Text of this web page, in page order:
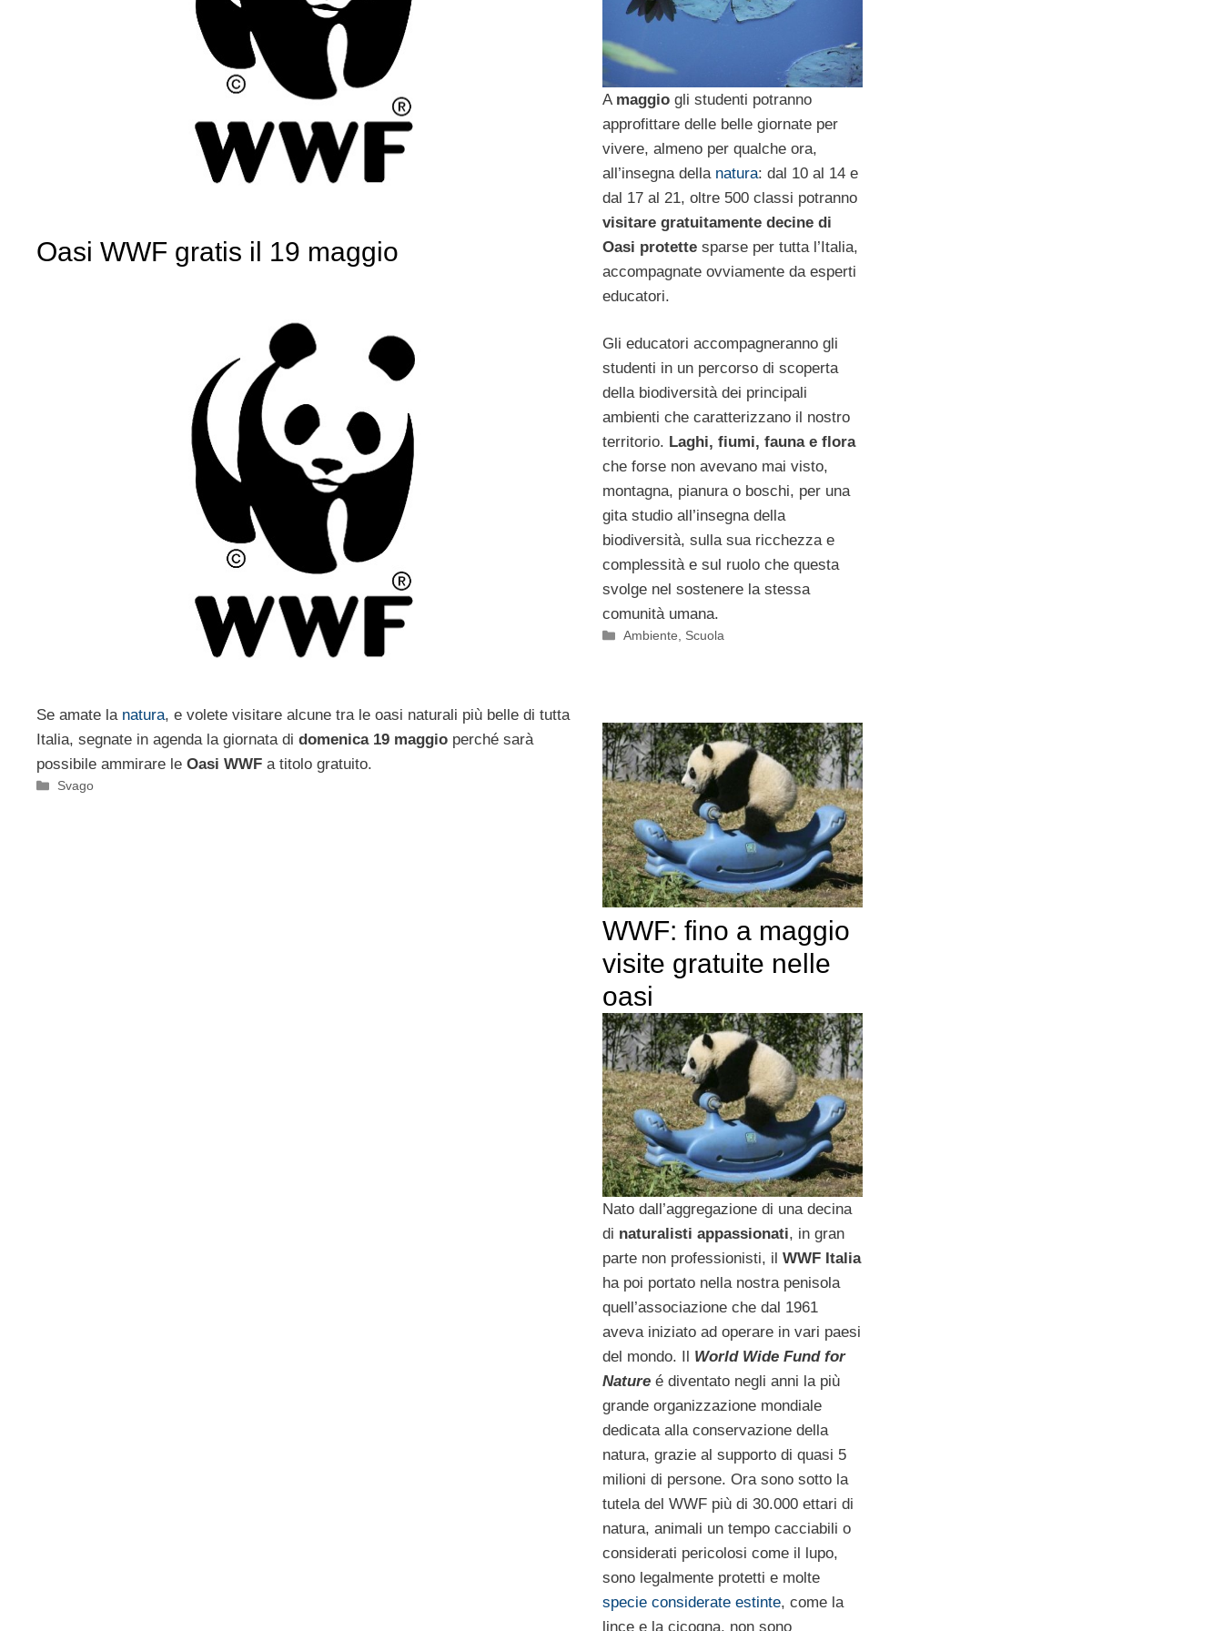
Oasi WWF gratis il 19 maggio
Se amate la natura, e volete visitare alcune tra le oasi naturali più belle di tutta
Italia, segnate in agenda la giornata di domenica 19 maggio perché sarà
possibile ammirare le Oasi WWF a titolo gratuito.
Categorie
Svago
A maggiogli studenti potranno
approfittare delle belle giornate per
vivere, almeno per qualche ora,
all’insegna della natura: dal 10 al 14 e
dal 17 al 21, oltre 500 classi potranno
visitare gratuitamente decine di
Oasi protettesparse per tutta l’Italia,
accompagnate ovviamente da esperti
educatori.
Gli educatori accompagneranno gli
studenti in un percorso di scoperta
della biodiversità dei principali
ambienti che caratterizzano il nostro
territorio. Laghi, fiumi, fauna e flora
che forse non avevano mai visto,
montagna, pianura o boschi, per una
gita studio all’insegna della
biodiversità, sulla sua ricchezza e
complessità e sul ruolo che questa
svolge nel sostenere la stessa
comunità umana.
Categorie
Ambiente, Scuola
WWF: fino a maggio
visite gratuite nelle
oasi
Nato dall’aggregazione di una decina
di naturalisti appassionati, in gran
parte non professionisti, il WWF Italia
ha poi portato nella nostra penisola
quell’associazione che dal 1961
aveva iniziato ad operare in vari paesi
del mondo. Il World Wide Fund for
Natureé diventato negli anni la più
grande organizzazione mondiale
dedicata alla conservazione della
natura, grazie al supporto di quasi 5
milioni di persone. Ora sono sotto la
tutela del WWF più di 30.000 ettari di
natura, animali un tempo cacciabili o
considerati pericolosi come il lupo,
sono legalmente protetti e molte
specie considerate estinte, come la
lince e la cicogna, non sono